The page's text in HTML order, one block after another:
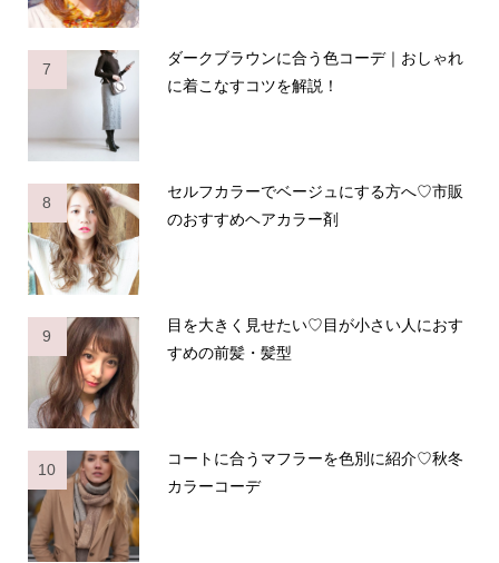
7
ダークブラウンに合う色コーデ｜おしゃれ
に着こなすコツを解説！
8
セルフカラーでベージュにする方へ♡市販
のおすすめヘアカラー剤
9
目を大きく見せたい♡目が小さい人におす
すめの前髪・髪型
10
コートに合うマフラーを色別に紹介♡秋冬
カラーコーデ